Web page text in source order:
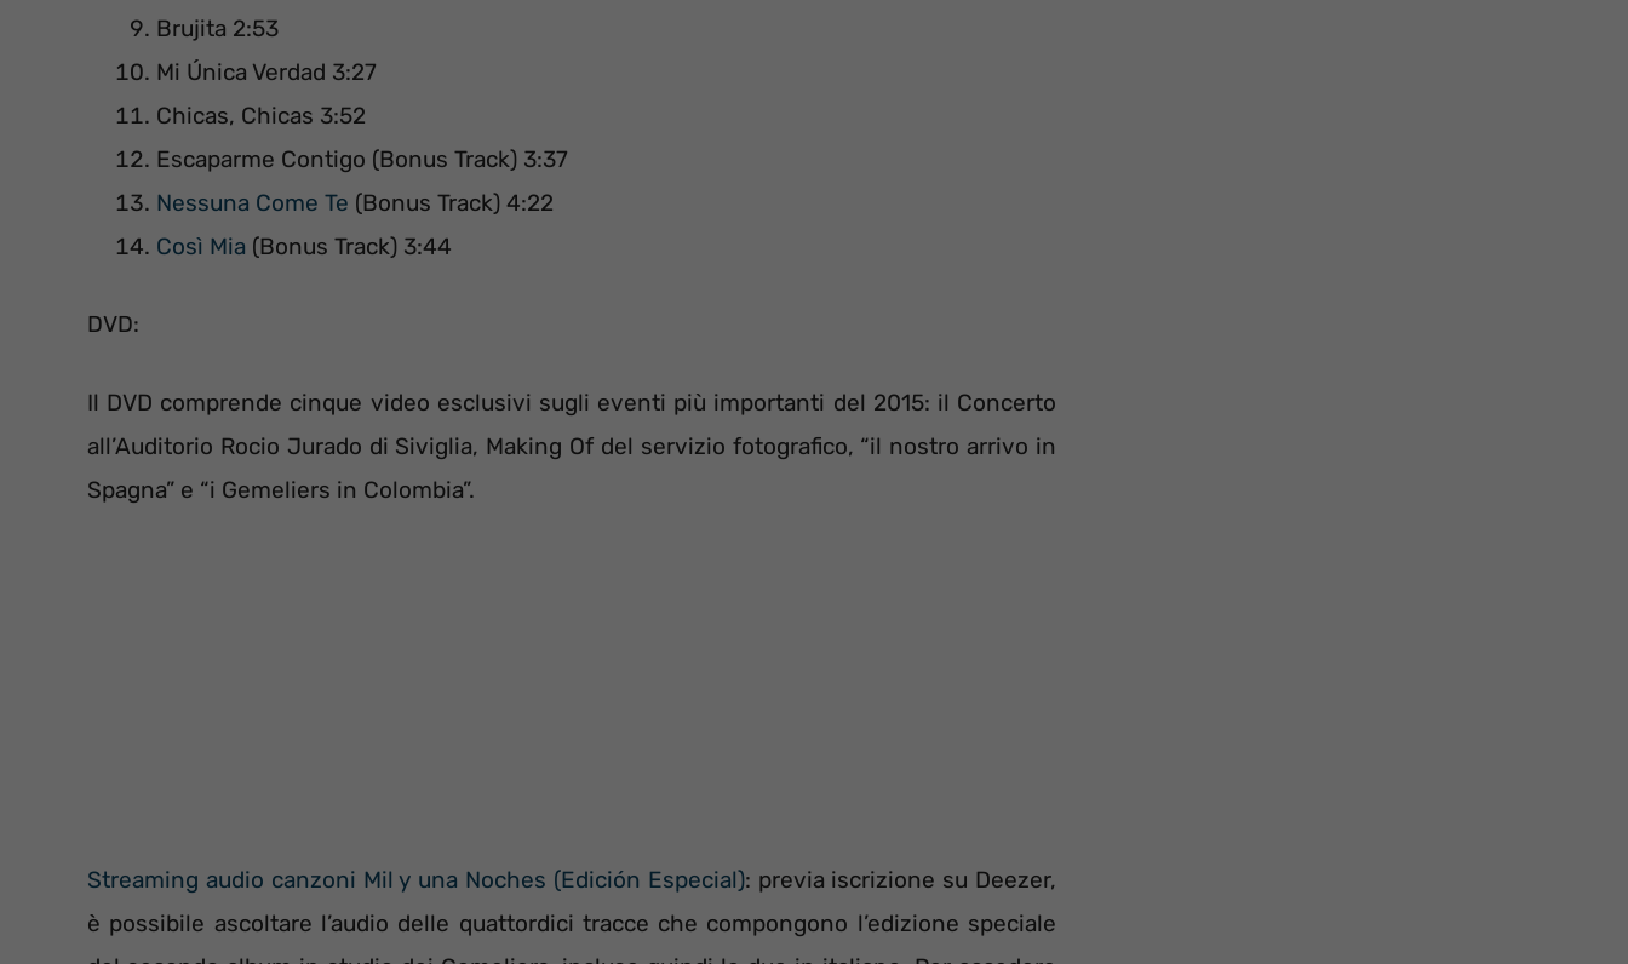
Brujita 2:53
Mi Única Verdad 3:27
Chicas, Chicas 3:52
Escaparme Contigo (Bonus Track) 3:37
Nessuna Come Te (Bonus Track) 4:22
Così Mia (Bonus Track) 3:44
DVD:
Il DVD comprende cinque video esclusivi sugli eventi più importanti del 2015: il Concerto
all’Auditorio Rocio Jurado di Siviglia, Making Of del servizio fotografico, “il nostro arrivo in
Spagna” e “i Gemeliers in Colombia”.
Streaming audio canzoni Mil y una Noches (Edición Especial): previa iscrizione su Deezer,
è possibile ascoltare l’audio delle quattordici tracce che compongono l’edizione speciale